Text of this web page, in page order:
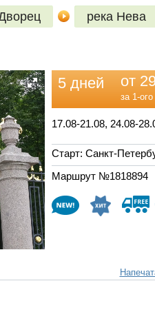
река Нева
5 дней от
за 1-
17.08-21.08, 24.08-
Старт: Санкт-
Маршрут №1818894